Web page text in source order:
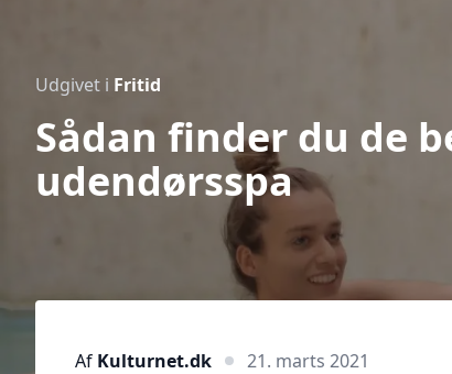
Udgivet i Fritid
Sådan finder du de
udendørsspa
Af Kulturnet.dk 21. marts 2021